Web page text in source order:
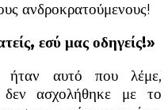
ανδροκρατούμενους!
εσύ μας οδηγείς!»
αυτό που λέμε,
δεν ασχολήθηκε με το